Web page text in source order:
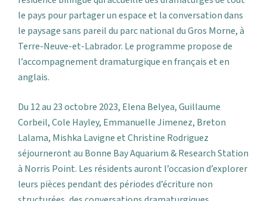
le pays pour partager un espace et la conversation dans
le paysage sans pareil du parc national du Gros Morne, à
Terre-Neuve-et-Labrador. Le programme propose de
l’accompagnement dramaturgique en français et en
anglais.
Du 12 au 23 octobre 2023, Elena Belyea, Guillaume
Corbeil, Cole Hayley, Emmanuelle Jimenez, Breton
Lalama, Mishka Lavigne et Christine Rodriguez
séjourneront au Bonne Bay Aquarium & Research Station
à Norris Point. Les résidents auront l’occasion d’explorer
leurs pièces pendant des périodes d’écriture non